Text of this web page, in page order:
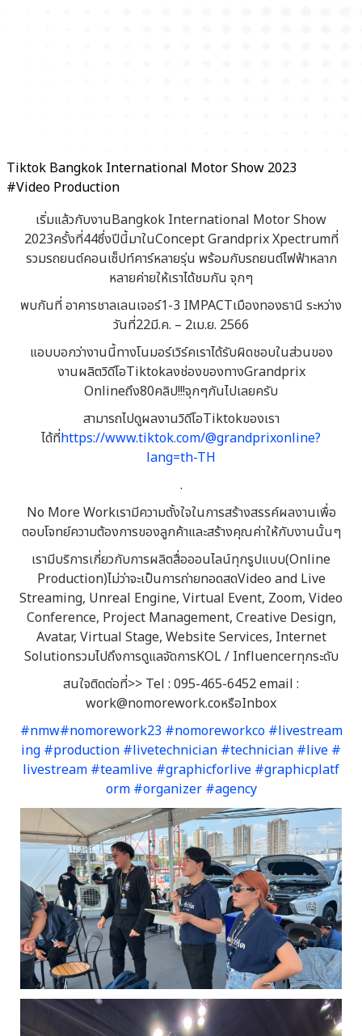
Tiktok Bangkok International Motor Show 2023
#Video Production
เริ่มแล้วกับงานBangkok International Motor Show
2023ครั้งที่44ซึ่งปีนี้มาในConcept Grandprix Xpectrumที่
รวมรถยนต์คอนเซ็ปท์คาร์หลายรุ่น พร้อมกับรถยนต์ไฟฟ้าหลาก
หลายค่ายให้เราได้ชมกัน จุกๆ
พบกันที่ อาคารชาลเลนเจอร์1-3 IMPACTเมืองทองธานี ระหว่าง
วันที่22มี.ค. – 2เม.ย. 2566
แอบบอกว่างานนี้ทางโนมอร์เวิร์คเราได้รับผิดชอบในส่วนของ
งานผลิตวิดีโอTiktokลงช่องของทางGrandprix
Onlineถึง80คลิป!!!จุกๆกันไปเลยครับ
สามารถไปดูผลงานวิดีโอTiktokของเรา
ได้ที่https://www.tiktok.com/@grandprixonline?
lang=th-TH
.
No More Workเรามีความตั้งใจในการสร้างสรรค์ผลงานเพื่อ
ตอบโจทย์ความต้องการของลูกค้าและสร้างคุณค่าให้กับงานนั้นๆ
เรามีบริการเกี่ยวกับการผลิตสื่อออนไลน์ทุกรูปแบบ(Online
Production)ไม่ว่าจะเป็นการถ่ายทอดสดVideo and Live
Streaming, Unreal Engine, Virtual Event, Zoom, Video
Conference, Project Management, Creative Design,
Avatar, Virtual Stage, Website Services, Internet
SolutionรวมไปถึงการดูแลจัดการKOL / Influencerทุกระดับ
สนใจติดต่อที่>> Tel : 095-465-6452 email :
work@nomorework.coหรือInbox
#nmw#nomorework23 #nomoreworkco #livestream
ing #production #livetechnician #technician #live #
livestream #teamlive #graphicforlive #graphicplatf
orm #organizer #agency